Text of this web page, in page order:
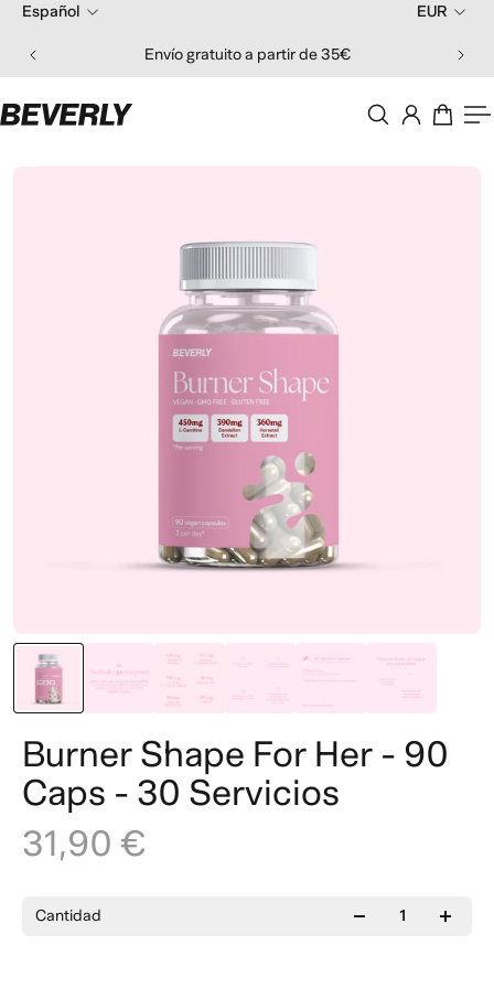
Envío gratuito a partir de 35€
Español EUR
Burner Shape For Her - 90
Caps - 30 Servicios
31,90 €
Cantidad